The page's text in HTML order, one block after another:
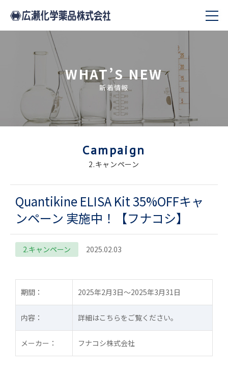
WHAT’S NEW
新着情報
Campaign
2.キャンペーン
Quantikine ELISA Kit 35%OFFキャ
ンペーン 実施中！【フナコシ】
2.キャンペーン 2025.02.03
期間： 2025年2月3日～2025年3月31日
内容： 詳細はこちらをご覧ください。
メーカー： フナコシ株式会社